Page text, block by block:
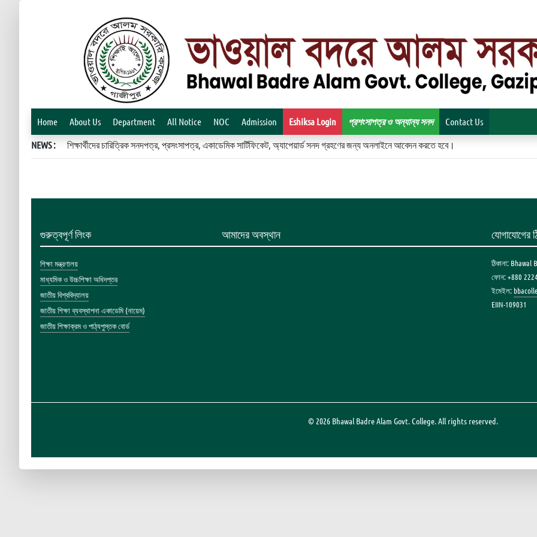
Home About Us Department All Notice NOC Admission Eshiksa Login প্রশংসাপত্র ও অন্যান্য সনদ Contact Us
NEWS : শিক্ষার্থীদের চারিত্রিক সনদপত্র, প্রসংসাপত্র, একাডেমিক সার্টিফিকেট, অ্যাপেয়ার্ড সনদ গ্রহণের জন্য অনলাইনে আবেদন করতে হবে।
গুরুত্বপূর্ণ লিংক
শিক্ষা মন্ত্রণালয়
মাধ্যমিক ও উচ্চশিক্ষা অধিদপ্তর
জাতীয় বিশ্ববিদ্যালয়
জাতীয় শিক্ষা ব্যবস্থাপনা একাডেমি (নায়েম)
জাতীয় শিক্ষাক্রম ও পাঠ্যপুস্তক বোর্ড
আমাদের অবস্থান যোগাযোগের
ঠিকানা:
ফোন: +880
ইমেইল:
EIIN-109031
© 2026 Bhawal Badre Alam Govt. College. All rights reserved.